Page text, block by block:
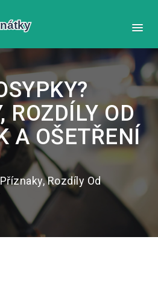
ROZDÍLY OD
A OŠETŘENÍ
Rozdíly Od